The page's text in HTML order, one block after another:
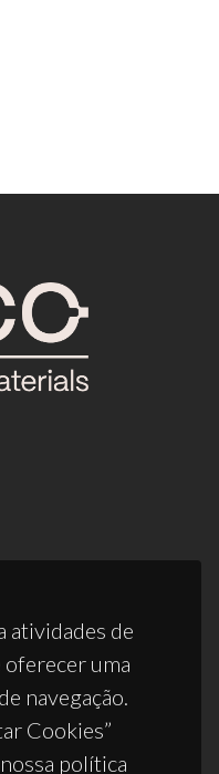
atividades de
oferecer uma
navegação.
Cookies”
política